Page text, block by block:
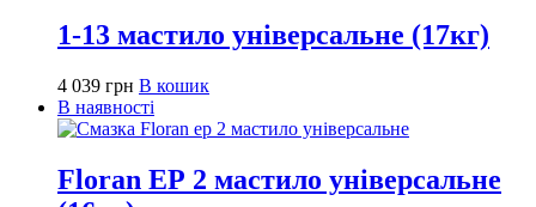
1-13 мастило універсальне (17кг)
4 039 грн В кошик
В наявності
Floran ЕР 2 мастило універсальне